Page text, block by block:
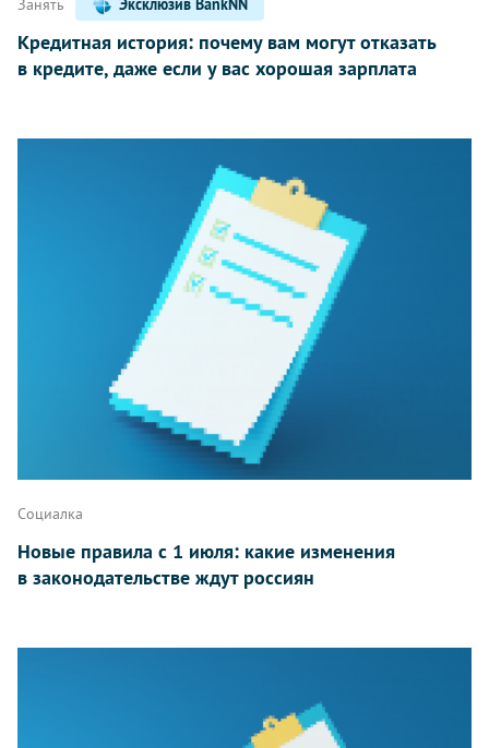
Занять Эксклюзив BankNN
Кредитная история: почему вам могут отказать
в кредите, даже если у вас хорошая зарплата
Социалка
Новые правила с 1 июля: какие изменения
в законодательстве ждут россиян